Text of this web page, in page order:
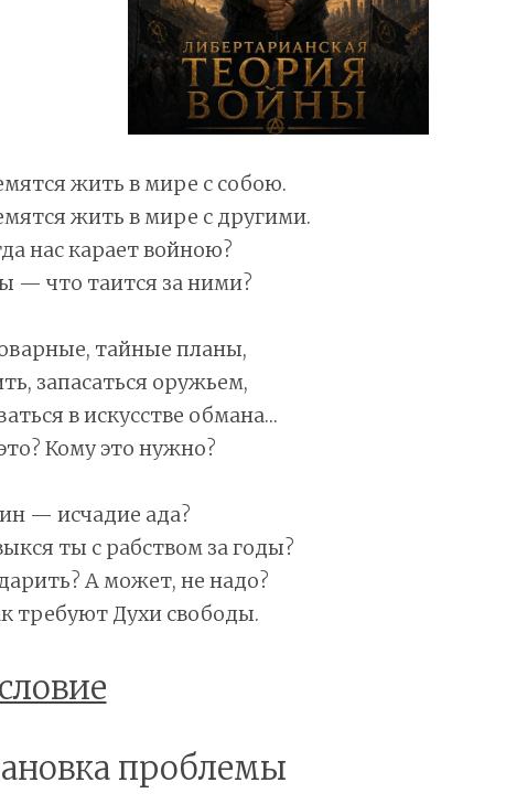
жить в мире с собою.
жить в мире с другими.
нас карает войною?
— что таится за ними?
тайные планы,
запасаться оружьем,
в искусстве обмана…
Кому это нужно?
— исчадие ада?
ты с рабством за годы?
А может, не надо?
требуют Духи свободы.
проблемы